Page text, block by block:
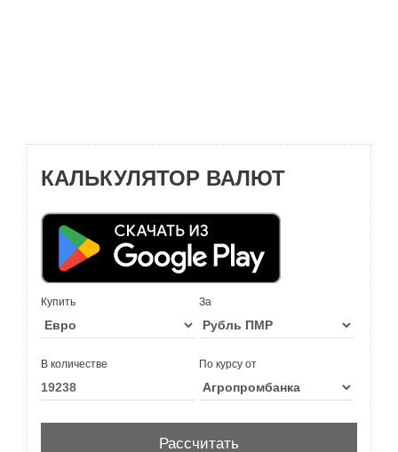
КАЛЬКУЛЯТОР ВАЛЮТ
Купить За
В количестве По курсу от